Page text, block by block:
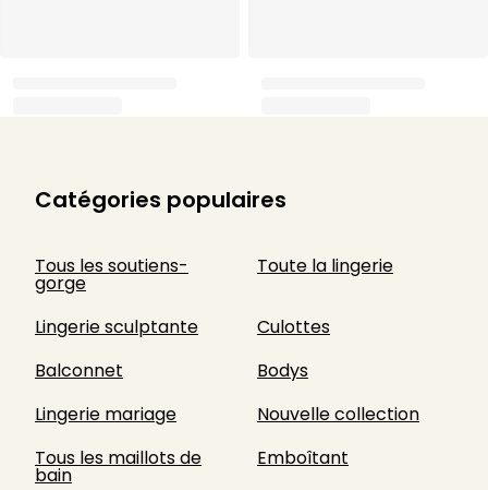
Catégories populaires
Tous les soutiens-
gorge
Toute la lingerie
Lingerie sculptante
Culottes
Balconnet
Bodys
Lingerie mariage
Nouvelle collection
Tous les maillots de
bain
Emboîtant